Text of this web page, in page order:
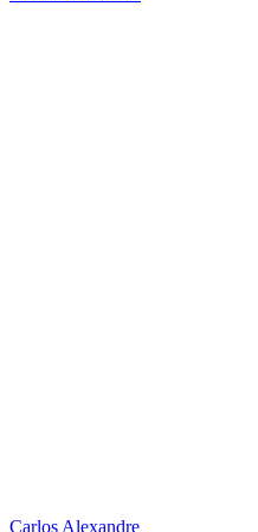
Carlos Alexandre